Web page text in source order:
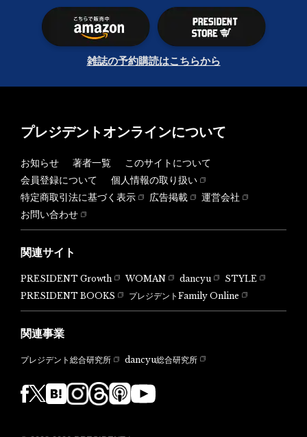
雑誌の予約購読はこちらから
プレジデントオンラインについて
お知らせ 著者一覧
このサイトについて
会員登録について
個人情報の取り扱い
特定商取引法に基づく表示
広告掲載
運営会社
お問い合わせ
関連サイト
PRESIDENT Growth WOMAN dancyu
STYLE
PRESIDENT BOOKS
プレジデントFamily Online
関連事業
プレジデント総合研究所 dancyu総合研究所